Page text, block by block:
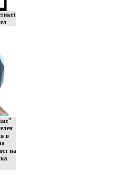
в
на